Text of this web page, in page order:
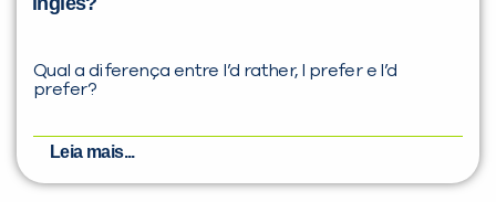
Qual a diferença entre I’d rather, I prefer e I’d
prefer?
Leia mais...